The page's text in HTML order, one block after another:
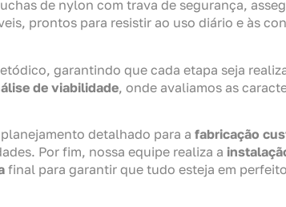
de nylon com trava de segurança,
prontos para resistir ao uso diário e às
garantindo que cada etapa seja
de viabilidade, onde avaliamos as
detalhado para a fabricação
Por fim, nossa equipe realiza a
final para garantir que tudo esteja em